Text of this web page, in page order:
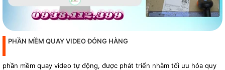
PHẦN MỀM QUAY VIDEO ĐÓNG HÀNG
phần mềm quay video tự động, được phát triển nhằm tối ưu hóa quy